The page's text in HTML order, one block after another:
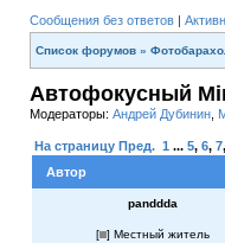
Сообщения без ответов |
Список форумов »
Автофокусный
Модераторы: Андрей Дубинин
На страницу Пред. 1 ... 5, 6, 7,
Автор
panddda
[ ] Местный житель